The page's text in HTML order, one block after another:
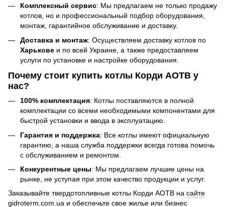
Комплексный сервис: Мы предлагаем не только продажу
котлов, но и профессиональный подбор оборудования,
монтаж, гарантийное обслуживание и доставку.
Доставка и монтаж: Осуществляем доставку котлов по
Харькове и по всей Украине, а также предоставляем
услуги по установке и настройке оборудования.
Почему стоит купить котлы Корди АОТВ у
нас?
100% комплектация: Котлы поставляются в полной
комплектации со всеми необходимыми компонентами для
быстрой установки и ввода в эксплуатацию.
Гарантия и поддержка: Все котлы имеют официальную
гарантию, а наша служба поддержки всегда готова помочь
с обслуживанием и ремонтом.
Конкурентные цены: Мы предлагаем лучшие цены на
рынке, не уступая при этом качество продукции и услуг.
Заказывайте твердотопливные котлы Корди АОТВ на сайте
gidroterm.com.ua и обеспечьте свое жилье или бизнес